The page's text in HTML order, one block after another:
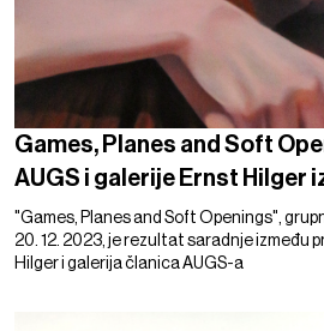
Games, Planes and Soft
AUGS i galerije Ernst Hilger
"Games, Planes and Soft Openings",
20. 12. 2023, je rezultat saradnje između
Hilger i galerija članica AUGS-a